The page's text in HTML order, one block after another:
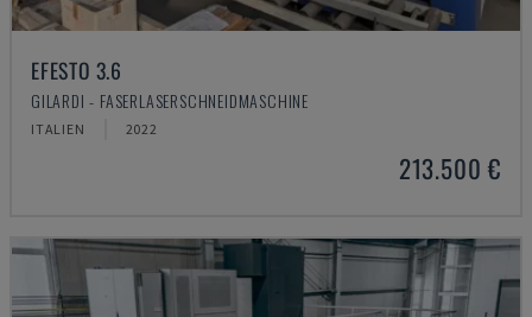
EFESTO 3.6
GILARDI - FASERLASERSCHNEIDMASCHINE
ITALIEN 2022
213.500 €